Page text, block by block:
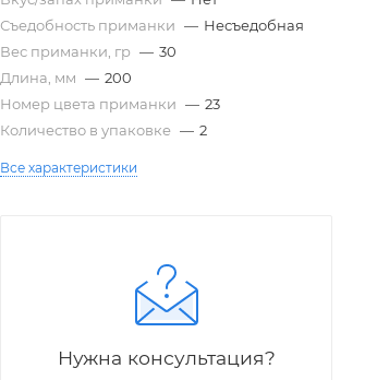
Съедобность приманки — Несъедобная
Вес приманки, гр — 30
Длина, мм — 200
Номер цвета приманки — 23
Количество в упаковке — 2
Все характеристики
Нужна консультация?